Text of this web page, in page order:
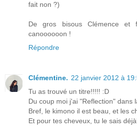
fait non ?)
De gros bisous Clémence et
canoooooon !
Répondre
Clémentine. 22 janvier 2012 à
Tu as trouvé un titre!!!!! :D
Du coup moi j'ai "Reflection" dans
Bref, le kimono il est beau, et les
Et pour tes cheveux, tu le sais